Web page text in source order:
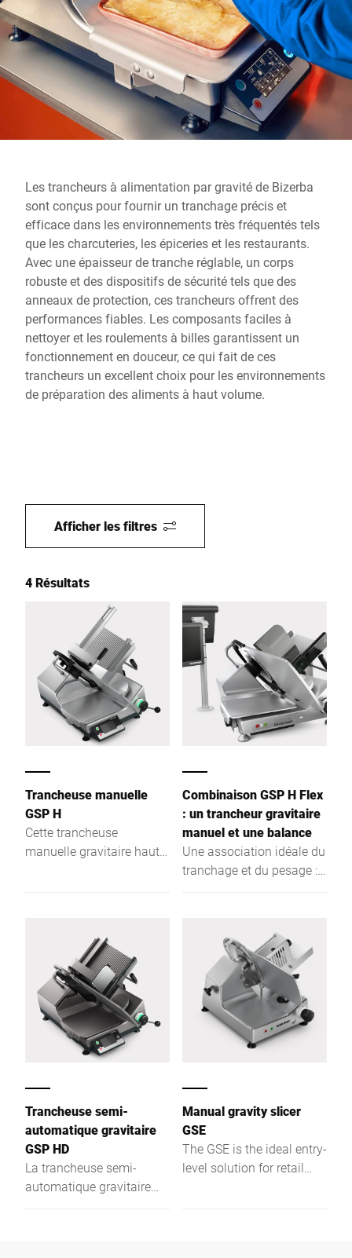
Site Web mondial
Les trancheurs à alimentation par gravité de Bizerba
sont conçus pour fournir un tranchage précis et
efficace dans les environnements très fréquentés tels
que les charcuteries, les épiceries et les restaurants.
Avec une épaisseur de tranche réglable, un corps
robuste et des dispositifs de sécurité tels que des
anneaux de protection, ces trancheurs offrent des
performances fiables. Les composants faciles à
nettoyer et les roulements à billes garantissent un
fonctionnement en douceur, ce qui fait de ces
trancheurs un excellent choix pour les environnements
de préparation des aliments à haut volume.
Afficher les filtres
4 Résultats
Trancheuse manuelle
GSP H
Cette trancheuse
manuelle gravitaire haut
Combinaison GSP H Flex
: un trancheur gravitaire
manuel et une balance
Une association idéale du
tranchage et du pesage :
Trancheuse semi-
automatique gravitaire
GSP HD
La trancheuse semi-
automatique gravitaire
Manual gravity slicer
GSE
The GSE is the ideal entry-
level solution for retail